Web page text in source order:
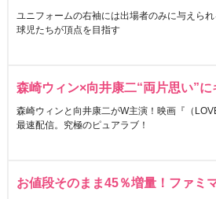
ユニフォームの右袖には出場者のみに与えら
球児たちが頂点を目指す
森崎ウィン×向井康二“両片思い”
森崎ウィンと向井康二がW主演！映画『（
最速配信。究極のピュアラブ！
お値段そのまま45％増量！ファミ